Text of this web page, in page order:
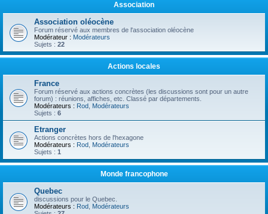
Association
Association oléocène
Forum réservé aux membres de l'association oléocène
Modérateur : Modérateurs
Sujets : 22
Actions locales
France
Forum réservé aux actions concrètes (les discussions sont pour un autre
forum) : réunions, affiches, etc. Classé par départements.
Modérateurs : Rod Modérateurs
Sujets : 6
Etranger
Actions concrètes hors de l'hexagone
Modérateurs : Rod Modérateurs
Sujets : 1
Monde francophone
Quebec
discussions pour le Quebec.
Modérateurs : Rod Modérateurs